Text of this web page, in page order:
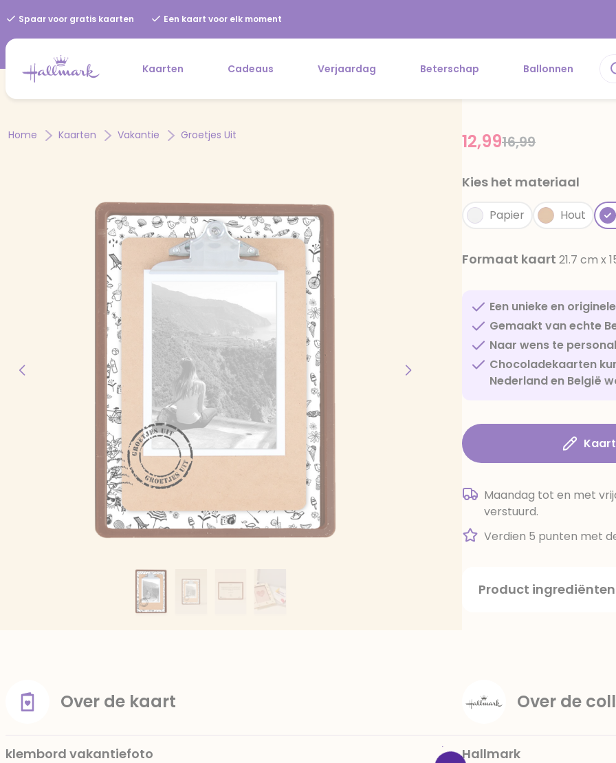
Spaar voor gratis kaarten Een kaart voor elk moment
Kaarten Cadeaus Verjaardag Beterschap Ballonnen
Home Kaarten Vakantie Groetjes Uit Price reduced
16,99to
12,99
Kies het materiaal
Papier Hout
Formaat kaart 21.7 cm x
Een unieke en
Gemaakt van echte
Naar wens te
Chocoladekaarten
Nederland en België
Maandag tot en met
verstuurd.
Verdien 5 punten met
Product ingrediënten
beïnvloeden, E133, E151.
en droog bewaren.
Over de kaart
klembord vakantiefoto
Over de
Hallmark